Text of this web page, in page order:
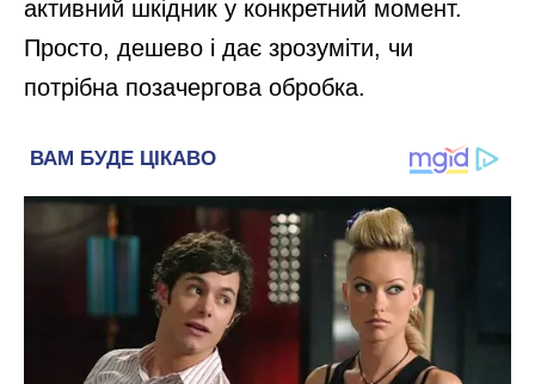
активний шкідник у конкретний момент.
Просто, дешево і дає зрозуміти, чи
потрібна позачергова обробка.